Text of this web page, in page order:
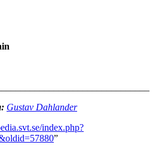
Gustav Dahlander
index.php?
”